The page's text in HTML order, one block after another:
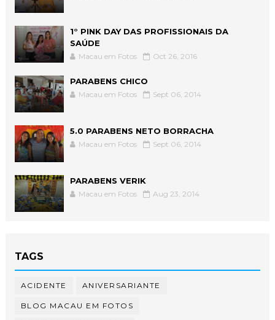
1° PINK DAY DAS PROFISSIONAIS DA
SAÚDE
Macau em Fotos Oct 26, 2016
PARABENS CHICO
Macau em Fotos Sept 06, 2014
5.0 PARABENS NETO BORRACHA
Macau em Fotos Sept 06, 2014
PARABENS VERIK
Macau em Fotos Aug 23, 2014
TAGS
ACIDENTE ANIVERSARIANTE
BLOG MACAU EM FOTOS